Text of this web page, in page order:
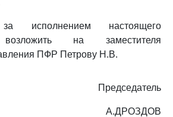
исполнением настоящего
возложить на заместителя
ПФР Петрову Н.В.
Председатель
А.ДРОЗДОВ